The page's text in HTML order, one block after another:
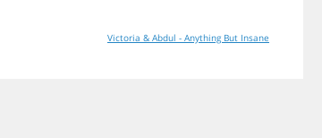
Victoria & Abdul - Anything But Insane